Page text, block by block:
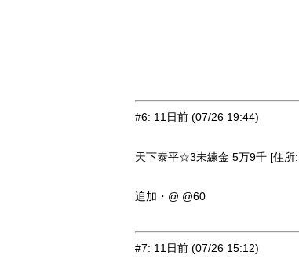
#6: 11日前 (07/26 19:44)
天下泰平☆3未練金 5万9千 [住所
追加・@ @60
#7: 11日前 (07/26 15:12)